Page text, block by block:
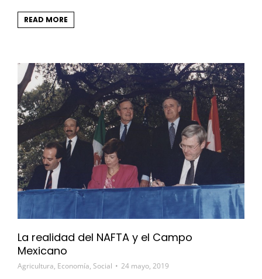
READ MORE
La realidad del NAFTA y el Campo
Mexicano
Agricultura, Economía, Social 24 mayo, 2019